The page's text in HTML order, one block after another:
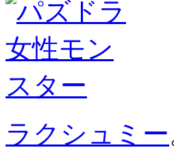
ラクシュミー